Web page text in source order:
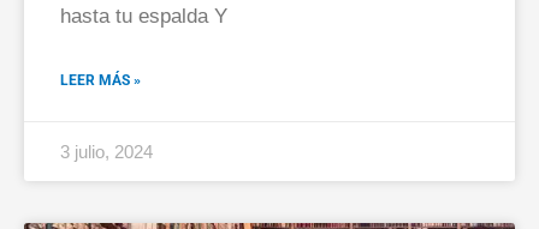
hasta tu espalda Y
LEER MÁS »
3 julio, 2024